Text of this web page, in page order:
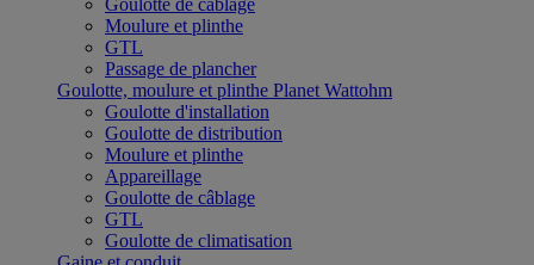
Goulotte de câblage
Moulure et plinthe
GTL
Passage de plancher
Goulotte, moulure et plinthe Planet Wattohm
Goulotte d'installation
Goulotte de distribution
Moulure et plinthe
Appareillage
Goulotte de câblage
GTL
Goulotte de climatisation